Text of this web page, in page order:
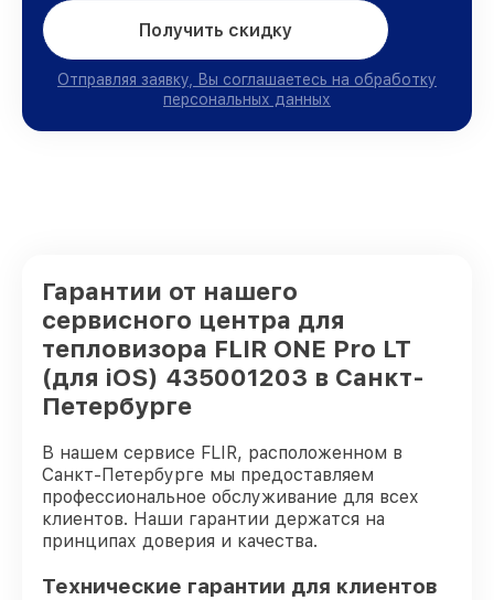
Получить скидку
Отправляя заявку, Вы соглашаетесь на обработку
персональных данных
Гарантии от нашего
сервисного центра для
тепловизора FLIR ONE Pro LT
(для iOS) 435001203 в Санкт-
Петербурге
В нашем сервисе FLIR, расположенном в
Санкт-Петербурге мы предоставляем
профессиональное обслуживание для всех
клиентов. Наши гарантии держатся на
принципах доверия и качества.
Технические гарантии для клиентов